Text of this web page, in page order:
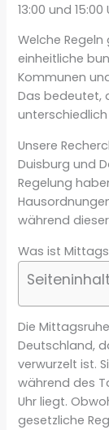
13:00 und 15:00
Welche
einheitliche
Kommunen
Das bedeutet,
Unsere
Duisburg und
Regelung
während
Was ist
Seiteninhalt
Die
Deutschland,
verwurzelt ist.
während des
Uhr liegt.
gesetzliche